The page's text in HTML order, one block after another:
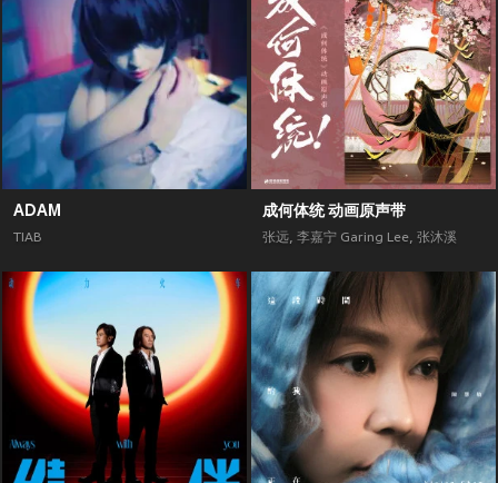
ADAM
TIAB
成何体统 动画原声带
张远, 李嘉宁 Garing Lee, 张沐溪